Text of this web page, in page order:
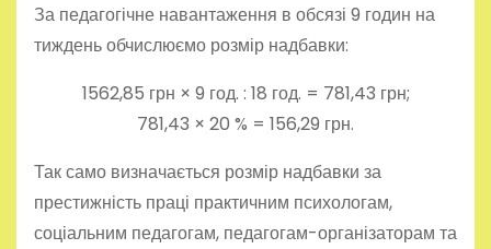
За педагогічне навантаження в обсязі 9 годин на
тиждень обчислюємо розмір надбавки:
1562,85 грн × 9 год. : 18 год. = 781,43 грн;
781,43 × 20 % = 156,29 грн.
Так само визначається розмір надбавки за
престижність праці практичним психологам,
соціальним педагогам, педагогам-організаторам та